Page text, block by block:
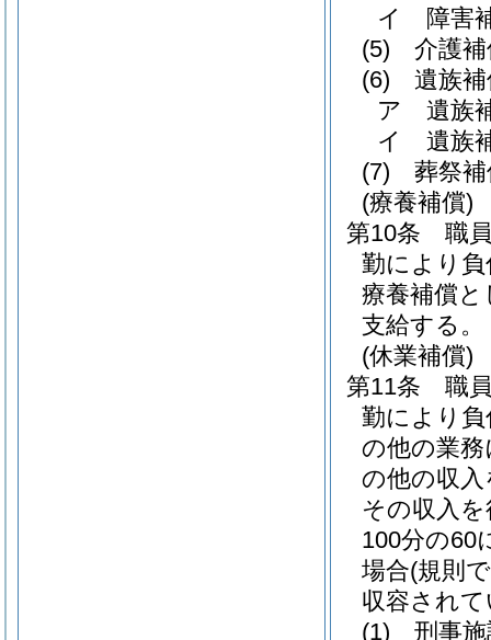
イ
障害
(5)
介護
(6)
遺族
ア
遺族
イ
遺族
(7)
葬祭
(療養補償)
第10条
職
勤により
療養補償
支給する。
(休業補償)
第11条
職
勤により
の他の業
の他の収
その収入
100分の60
場合(規則
収容され
(1)
刑事